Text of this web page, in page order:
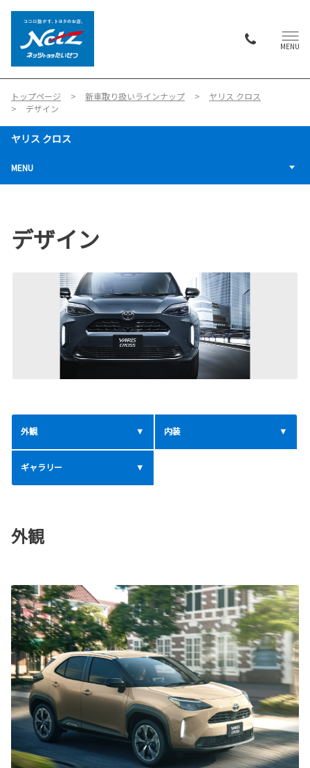
MENU
トップページ 新車取り扱いラインナップ
ヤリス クロス
デザイン
ヤリス クロス
MENU
デザイン
外観 内装
ギャラリー
外観